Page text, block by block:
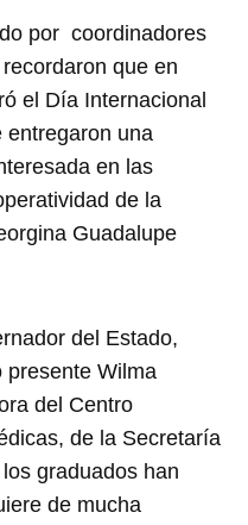
por coordinadores
que en
el Día Internacional
entregaron una
en las
de la
Guadalupe
del Estado,
presente Wilma
del Centro
de la Secretaría
graduados han
de mucha